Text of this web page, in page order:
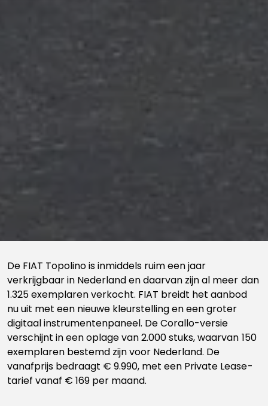
De FIAT Topolinois inmiddels ruim een jaar
verkrijgbaar in Nederland en daarvan zijn al meer dan
1.325 exemplaren verkocht. FIAT breidt het aanbod
nu uit met een nieuwe kleurstelling en een groter
digitaal instrumentenpaneel. De Corallo-versie
verschijnt in een oplage van 2.000 stuks, waarvan 150
exemplaren bestemd zijn voor Nederland. De
vanafprijs bedraagt € 9.990, met een Private Lease-
tarief vanaf € 169 per maand.